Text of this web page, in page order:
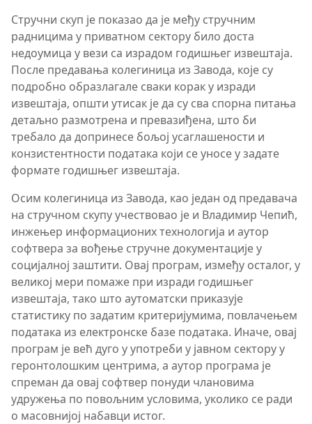
Стручни скуп је показао да је међу стручним
радницима у приватном сектору било доста
недоумица у вези са израдом годишњег извештаја.
После предавања колегиница из Завода, које су
подробно образлагале сваки корак у изради
извештаја, општи утисак је да су сва спорна питања
детаљно размотрена и превазиђена, што би
требало да допринесе бољој усаглашености и
конзистентности података који се уносе у задате
формате годишњег извештаја.
Осим колегиница из Завода, као један од предавача
на стручном скупу учествовао је и Владимир Чепић,
инжењер информационих технологија и аутор
софтвера за вођење стручне документације у
социјалној заштити. Овај програм, између осталог, у
великој мери помаже при изради годишњег
извештаја, тако што аутоматски приказује
статистику по задатим критеријумима, повлачењем
података из електронске базе података. Иначе, овај
програм је већ дуго у употреби у јавном сектору у
геронтолошким центрима, а аутор програма је
спреман да овај софтвер понуди члановима
удружења по повољним условима, уколико се ради
о масовнијој набавци истог.